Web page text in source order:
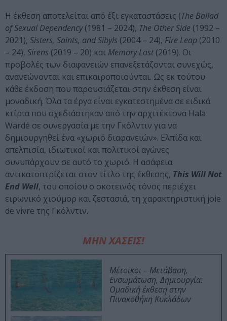
Η έκθεση αποτελείται από έξι εγκαταστάσεις (The Ballad
of Sexual Dependency(1981 – 2024), The Other Side (1992 –
2021), Sisters, Saints, and Sibyls (2004 – 24), Fire Leap (2010
– 24), Sirens (2019 – 20) και Memory Lost(2019). Οι
προβολές των διαφανειών επανεξετάζονται συνεχώς,
ανανεώνονται και επικαιροποιούνται. Ως εκ τούτου
κάθε έκδοση που παρουσιάζεται στην έκθεση είναι
μοναδική. Όλα τα έργα είναι εγκατεστημένα σε ειδικά
κτίρια που σχεδιάστηκαν από την αρχιτέκτονα Hala
Wardé σε συνεργασία με την Γκόλντιν για να
δημιουργηθεί ένα «χωριό διαφανειών». Ελπίδα και
απελπισία, ιδιωτικοί και πολιτικοί αγώνες
συνυπάρχουν σε αυτό το χωριό. Η ασάφεια
αντικατοπτρίζεται στον τίτλο της έκθεσης, This Will Not
End Well, του οποίου ο σκοτεινός τόνος περιέχει
ειρωνικό χιούμορ και ζεστασιά, τη χαρακτηριστική joie
de vivre της Γκόλντιν.
ΜΗΝ ΧΑΣΕΙΣ!
Μέτοικοι – Μετάβαση,
Ενσωμάτωση, Δημιουργία:
Ομαδική έκθεση στην
Πινακοθήκη Κυκλάδων